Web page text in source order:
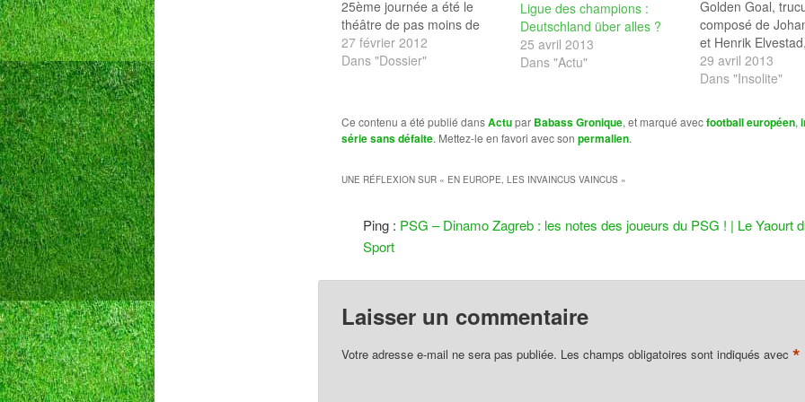
25ème journée a été le
théâtre de pas moins de
trois polémiques, et les
dirigeants de clubs
avaient perdu leur statut
27 février 2012
Dans "Dossier"
Ligue des champions :
Deutschland über alles ?
25 avril 2013
Dans "Actu"
Golden Goal,
composé de
et Henrik
posé une question
combien de joueurs
pour battre 11
foot
29 avril 2013
Dans "Insolite"
Ce contenu a été publié dansActupar Babass Gronique, et marqué avecfootball européen,
série sans défaite. Mettez-le en favori avec son permalien.
UNE RÉFLEXION SUR « EN EUROPE, LES INVAINCUS VAINCUS»
Ping : PSG – Dinamo Zagreb : les notes des joueurs du PSG ! | Le Yaourt
Sport
Laisser un commentaire
Votre adresse e-mail ne sera pas publiée. Les champs obligatoires sont indiqués avec *